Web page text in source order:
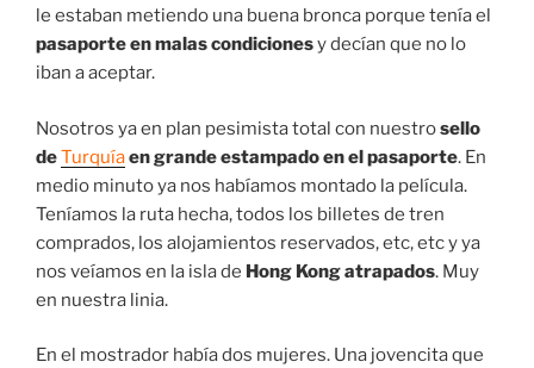
le estaban metiendo una buena bronca porque tenía el
pasaporte en malas condicionesy decían que no lo
iban a aceptar.
Nosotros ya en plan pesimista total con nuestrosello
deTurquíaen grande estampado en el pasaporte. En
medio minuto ya nos habíamos montado la película.
Teníamos la ruta hecha, todos los billetes de tren
comprados, los alojamientos reservados, etc, etc y ya
nos veíamos en la isla de Hong Kong atrapados. Muy
en nuestra linia.
En el mostrador había dos mujeres. Una jovencita que